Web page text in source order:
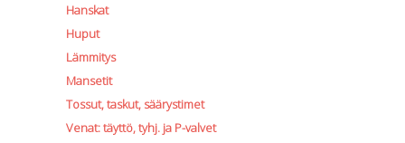
Hanskat
Huput
Lämmitys
Mansetit
Tossut, taskut, säärystimet
Venat: täyttö, tyhj. ja P-valvet